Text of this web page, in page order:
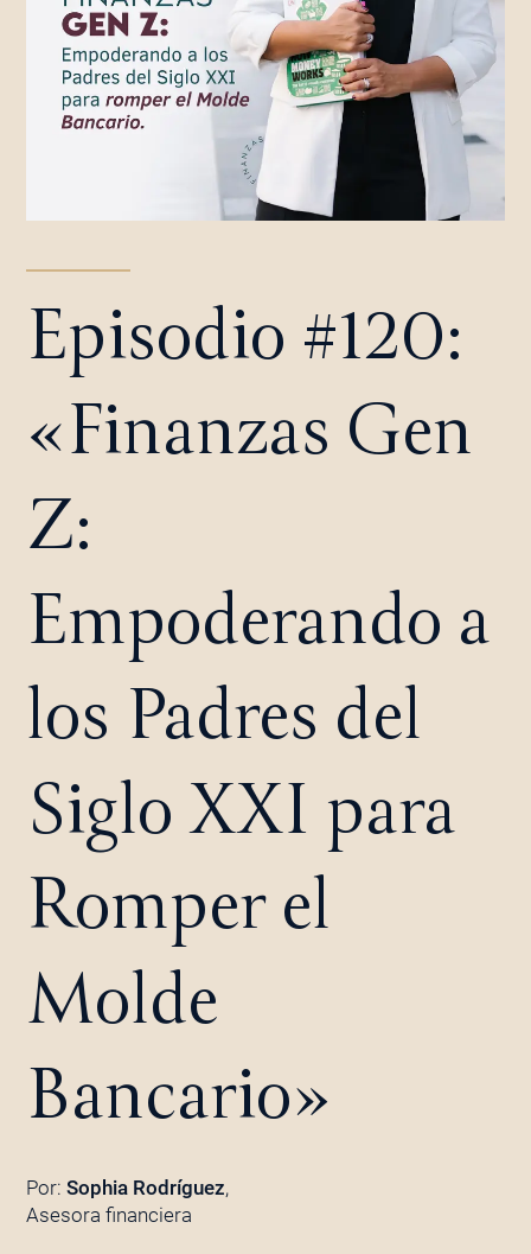
Episodio #120:
«Finanzas Gen
Z:
Empoderando a
los Padres del
Siglo XXI para
Romper el
Molde
Bancario»
Por: Sophia Rodríguez,
Asesora financiera